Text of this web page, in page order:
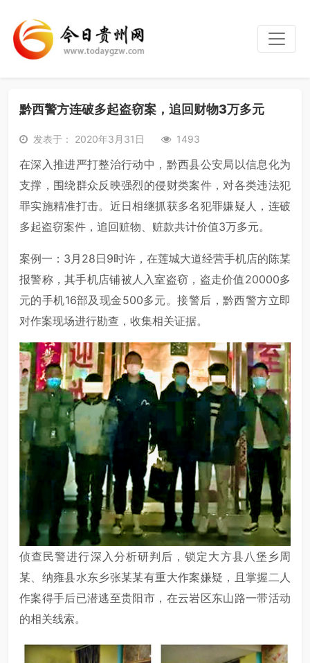
黔西警方连破多起盗窃案，追回财物3万多元
发表于： 2020年3月31日 1493
在深入推进严打整治行动中，黔西县公安局以信息化为
支撑，围绕群众反映强烈的侵财类案件，对各类违法犯
罪实施精准打击。近日相继抓获多名犯罪嫌疑人，连破
多起盗窃案件，追回赃物、赃款共计价值3万多元。
案例一：3月28日9时许，在莲城大道经营手机店的陈某
报警称，其手机店铺被人入室盗窃，盗走价值20000多
元的手机16部及现金500多元。接警后，黔西警方立即
对作案现场进行勘查，收集相关证据。
侦查民警进行深入分析研判后，锁定大方县八堡乡周
某、纳雍县水东乡张某某有重大作案嫌疑，且掌握二人
作案得手后已潜逃至贵阳市，在云岩区东山路一带活动
的相关线索。